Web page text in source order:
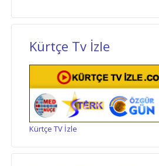
Kürtçe Tv İzle
Kürtçe TV İzle